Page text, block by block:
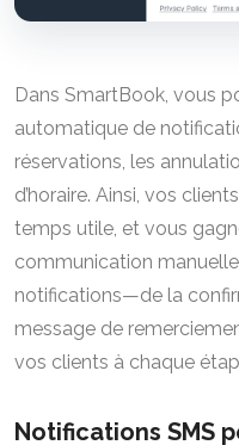
Dans SmartBook, vous
automatique de
réservations, les
d’horaire. Ainsi, vos
temps utile, et vous
communication
notifications—de la
message de
vos clients à chaque
Notifications SMS